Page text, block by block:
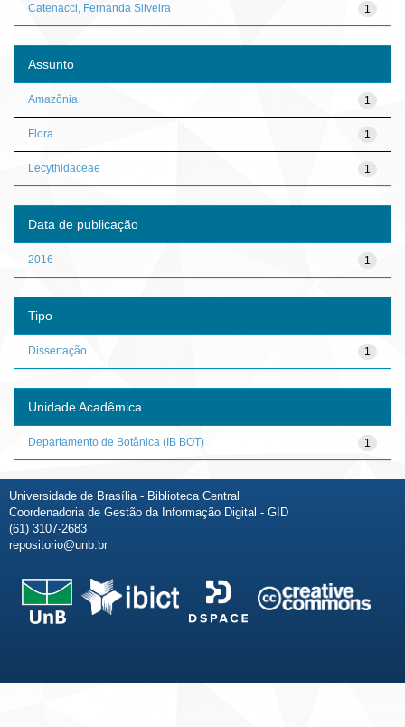
1
Catenacci, Fernanda Silveira
Assunto
1
Amazônia
1
Flora
1
Lecythidaceae
Data de publicação
1
2016
Tipo
1
Dissertação
Unidade Acadêmica
1
Departamento de Botânica (IB BOT)
Universidade de Brasília - Biblioteca Central
Coordenadoria de Gestão da Informação Digital - GID
(61) 3107-2683
repositorio@unb.br